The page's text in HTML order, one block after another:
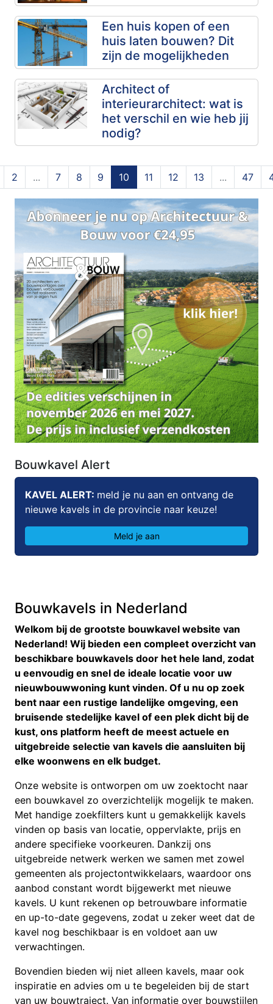
Een huis kopen of een
huis laten bouwen? Dit
zijn de mogelijkheden
Architect of
interieurarchitect: wat is
het verschil en wie heb jij
nodig?
2 ... 7 8 9 10 11 12 13 ... 47
Bouwkavel Alert
KAVEL ALERT: meld je nu aan en ontvang de
nieuwe kavels in de provincie naar keuze!
Meld je aan
Bouwkavels in Nederland
Welkom bij de grootste bouwkavel website van
Nederland! Wij bieden een compleet overzicht van
beschikbare bouwkavels door het hele land, zodat
u eenvoudig en snel de ideale locatie voor uw
nieuwbouwwoning kunt vinden. Of u nu op zoek
bent naar een rustige landelijke omgeving, een
bruisende stedelijke kavel of een plek dicht bij de
kust, ons platform heeft de meest actuele en
uitgebreide selectie van kavels die aansluiten bij
elke woonwens en elk budget.
Onze website is ontworpen om uw zoektocht naar
een bouwkavel zo overzichtelijk mogelijk te maken.
Met handige zoekfilters kunt u gemakkelijk kavels
vinden op basis van locatie, oppervlakte, prijs en
andere specifieke voorkeuren. Dankzij ons
uitgebreide netwerk werken we samen met zowel
gemeenten als projectontwikkelaars, waardoor ons
aanbod constant wordt bijgewerkt met nieuwe
kavels. U kunt rekenen op betrouwbare informatie
en up-to-date gegevens, zodat u zeker weet dat de
kavel nog beschikbaar is en voldoet aan uw
verwachtingen.
Bovendien bieden wij niet alleen kavels, maar ook
inspiratie en advies om u te begeleiden bij de start
van uw bouwtraject. Van informatie over bouwstijlen